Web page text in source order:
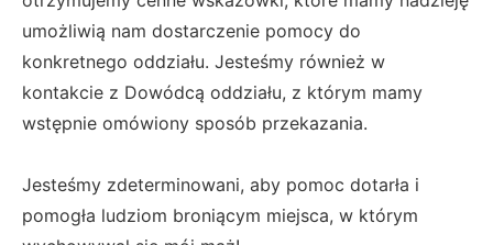
umożliwią nam dostarczenie pomocy do
konkretnego oddziału. Jesteśmy również w
kontakcie z Dowódcą oddziału, z którym mamy
wstępnie omówiony sposób przekazania.
Jesteśmy zdeterminowani, aby pomoc dotarła i
pomogła ludziom broniącym miejsca, w którym